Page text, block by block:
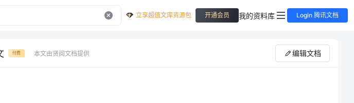
立享超值文库资源包 开通会员 我的资料库 Login 腾讯文档
付费 本文由贤阅文档提供 编辑文档